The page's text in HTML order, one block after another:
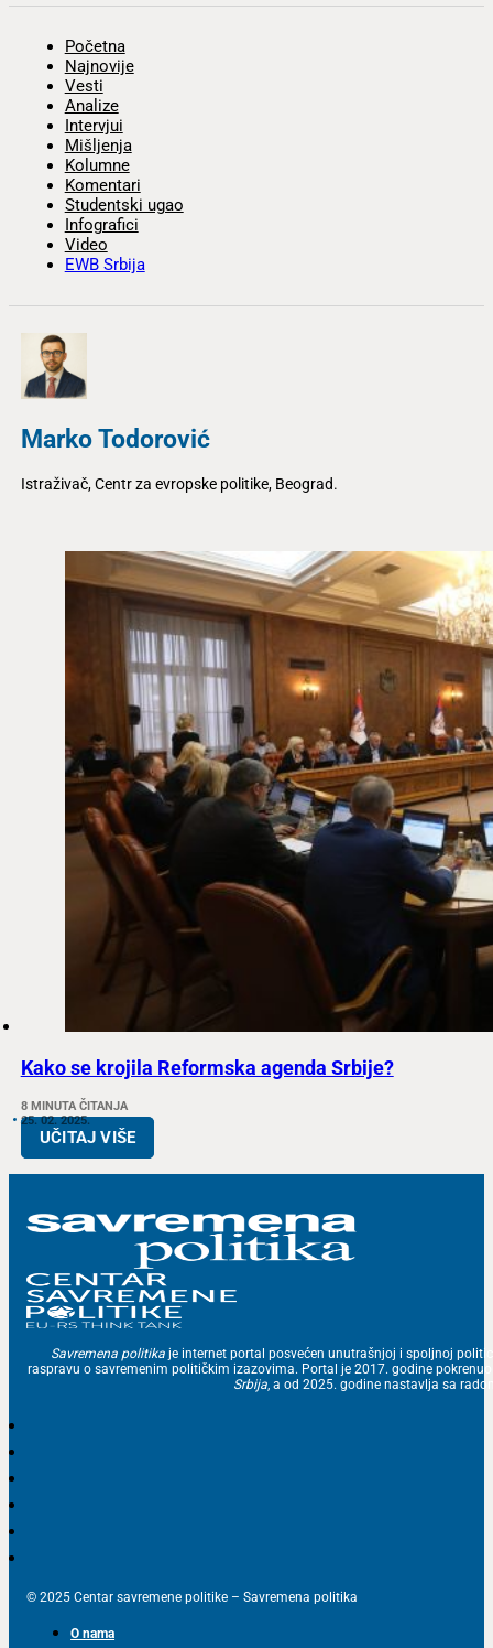
Početna
Najnovije
Vesti
Analize
Intervjui
Mišljenja
Kolumne
Komentari
Studentski ugao
Infografici
Video
EWB Srbija
Marko Todorović
Istraživač, Centr za evropske politike, Beograd.
Kako se krojila Reformska agenda Srbije?
8 MINUTA ČITANJA
25. 02. 2025.
UČITAJ VIŠE
Savremena politika je internet portal posvećen unutrašnjoj i spoljnoj
raspravu o savremenim političkim izazovima. Portal je 2017. godine
Srbija, a od 2025. godine nastavlja sa
© 2025 Centar savremene politike – Savremena politika
O nama